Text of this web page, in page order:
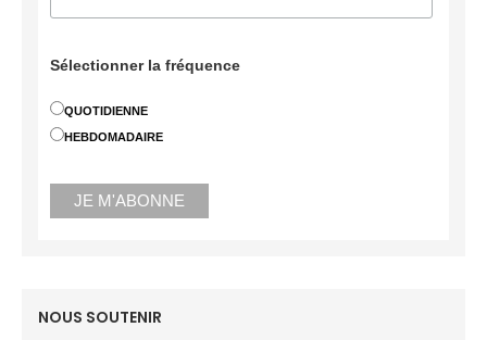
Sélectionner la fréquence
QUOTIDIENNE
HEBDOMADAIRE
NOUS SOUTENIR